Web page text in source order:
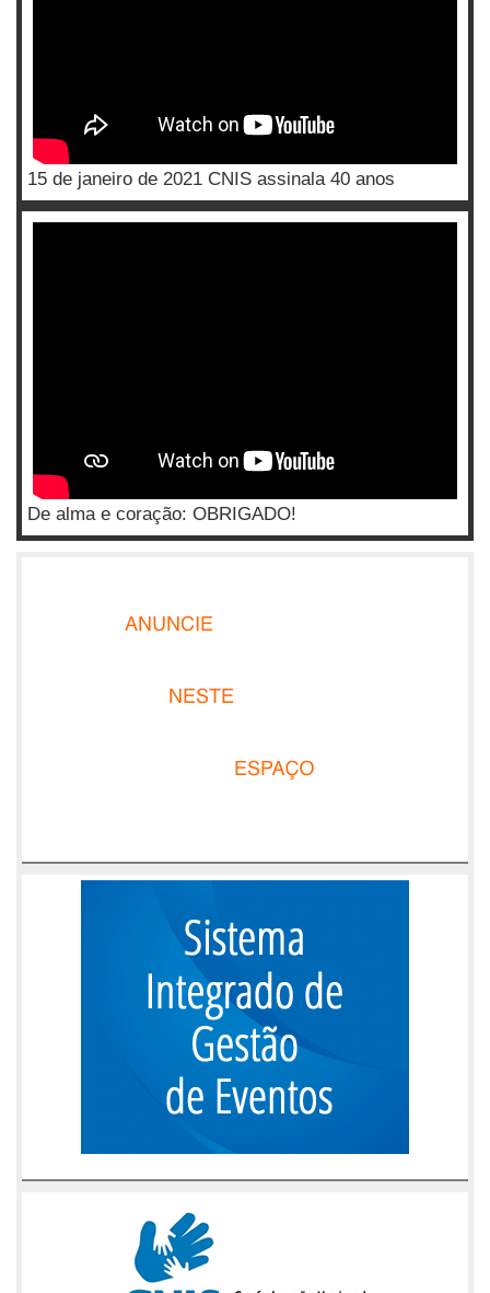
15 de janeiro de 2021 CNIS assinala 40 anos
De alma e coração: OBRIGADO!